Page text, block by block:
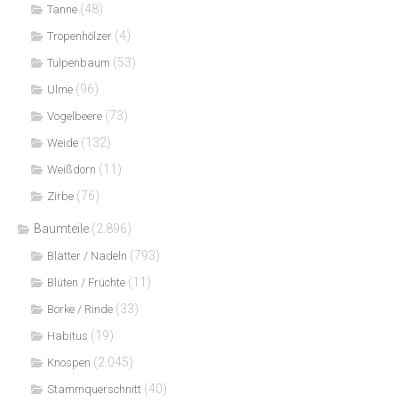
Tanne (48)
Tropenhölzer (4)
Tulpenbaum (53)
Ulme (96)
Vogelbeere (73)
Weide (132)
Weißdorn (11)
Zirbe (76)
Baumteile (2.896)
Blätter / Nadeln (793)
Blüten / Früchte (11)
Borke / Rinde (33)
Habitus (19)
Knospen (2.045)
Stammquerschnitt (40)